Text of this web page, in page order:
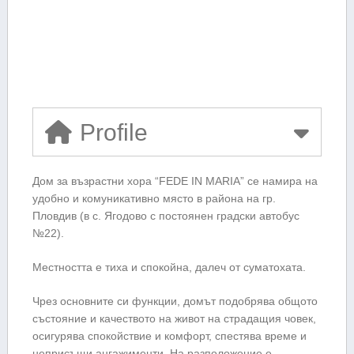
Profile
Дом за възрастни хора “FEDE IN MARIA” се намира на
удобно и комуникативно място в района на гр.
Пловдив (в с. Ягодово с постоянен градски автобус
№22).
Местността е тиха и спокойна, далеч от суматохата.
Чрез основните си функции, домът подобрява общото
състояние и качеството на живот на страдащия човек,
осигурява спокойствие и комфорт, спестява време и